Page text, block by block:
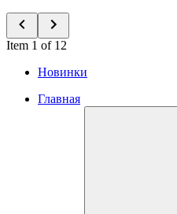
Item 1 of 12
Новинки
Главная